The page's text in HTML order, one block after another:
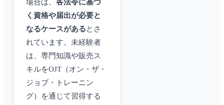
場合は、 各法令に基づ
く資格や届出が必要と
なるケースがあるとさ
れています。未経験者
は、専門知識や販売ス
キルをOJT（オン・ザ・
ジョブ・トレーニン
グ）を通じて習得する